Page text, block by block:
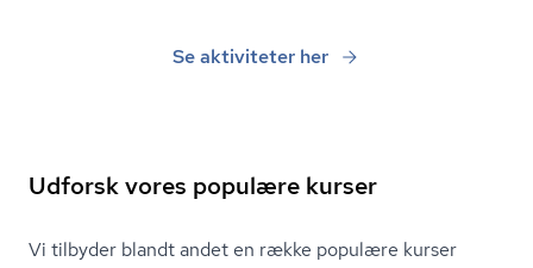
Se aktiviteter her
Udforsk vores populære kurser
Vi tilbyder blandt andet en række populære kurser